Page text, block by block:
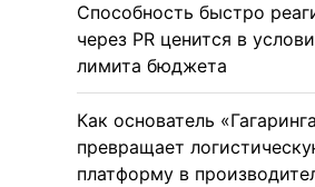
Способность быстро
через PR ценится в
лимита бюджета
Как основатель
превращает
платформу в